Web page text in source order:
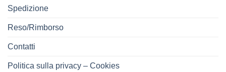
Spedizione
Reso/Rimborso
Contatti
Politica sulla privacy – Cookies